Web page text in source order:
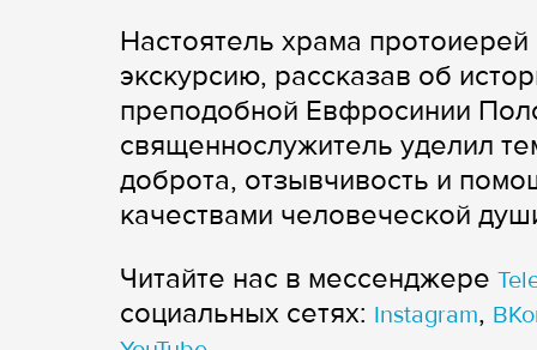
Настоятель храма
экскурсию, рассказав об
преподобной Евфросинии
священнослужитель уделил
доброта, отзывчивость и
качествами человеческой
Читайте нас в мессенджере
cоциальных сетях: Instagram,